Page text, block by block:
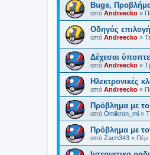
Bugs,
από Andreecko »
Οδηγός
από Andreecko »
Δέχεσαι
από Andreecko »
Ηλεκτρονικές
από Andreecko »
Πρόβλημα με
από Omikron_mi »
Πρόβλημα με
από Zach343 » Πέμ